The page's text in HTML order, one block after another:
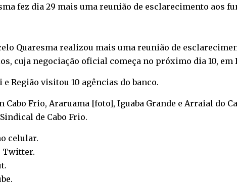
fez dia 29 mais uma reunião de esclarecimento aos
Quaresma realizou mais uma reunião de
cuja negociação oficial começa no próximo dia 10, em
Região visitou 10 agências do banco.
Cabo Frio, Araruama [foto], Iguaba Grande e Arraial do
de Cabo Frio.
celular.
Twitter.
.
.